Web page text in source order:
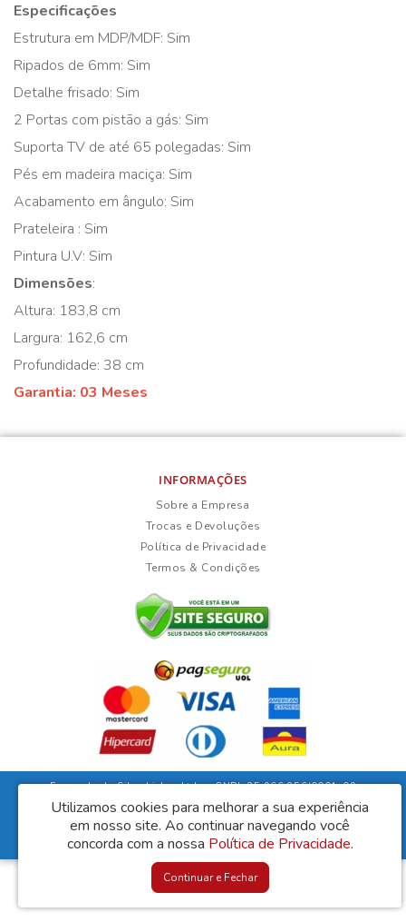
Especificações
Estrutura em MDP/MDF: Sim
Ripados de 6mm: Sim
Detalhe frisado: Sim
2 Portas com pistão a gás: Sim
Suporta TV de até 65 polegadas: Sim
Pés em madeira maciça: Sim
Acabamento em ângulo: Sim
Prateleira : Sim
Pintura U.V: Sim
Dimensões:
Altura: 183,8 cm
Largura: 162,6 cm
Profundidade: 38 cm
Garantia: 03 Meses
INFORMAÇÕES
Sobre a Empresa
Trocas e Devoluções
Política de Privacidade
Termos & Condições
Fernanda da Silva Lisboa Ltda - CNPJ: 35.966.856/0001-09
Rua Duarte Guimarães, 135 - Ubaíra/Bahia - CEP: 45310-000
Lisboa Móveis © 2026
Desenvolvido por88digital
Utilizamos cookies para melhorar a sua experiência
em nosso site. Ao continuar navegando você
concorda com a nossa Política de Privacidade.
Continuar e Fechar